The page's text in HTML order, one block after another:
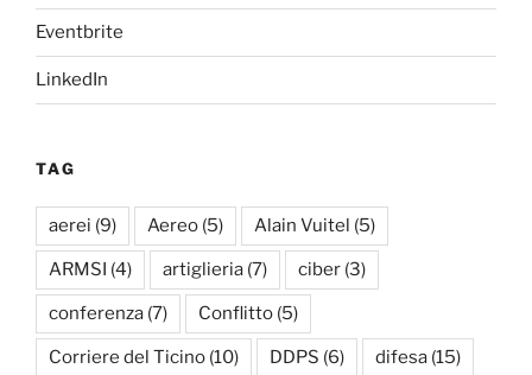
Eventbrite
LinkedIn
TAG
aerei (9) Aereo (5) Alain Vuitel (5)
ARMSI (4) artiglieria (7) ciber (3)
conferenza (7) Conflitto (5)
Corriere del Ticino (10) DDPS (6) difesa (15)